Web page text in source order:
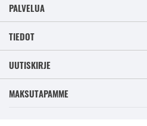
PALVELUA
TIEDOT
UUTISKIRJE
MAKSUTAPAMME